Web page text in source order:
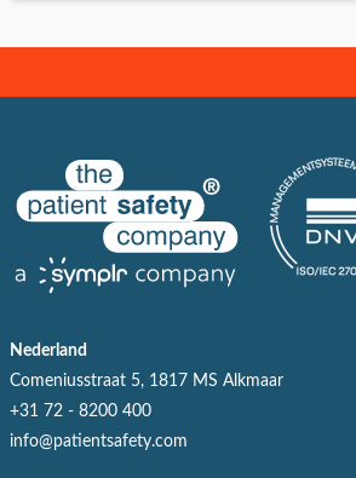
Nederland
Comeniusstraat 5, 1817 MS Alkmaar
+31 72 - 8200 400
info@patientsafety.com